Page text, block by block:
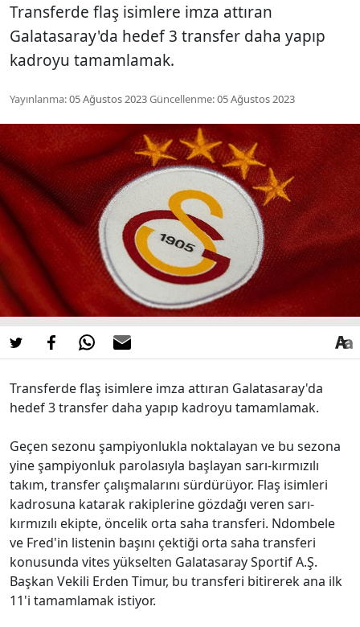
Transferde flaş isimlere imza attıran
Galatasaray'da hedef 3 transfer daha yapıp
kadroyu tamamlamak.
Yayınlanma:05 Ağustos 2023Güncellenme:05 Ağustos 2023
Transferde flaş isimlere imza attıran Galatasaray'da
hedef 3 transfer daha yapıp kadroyu tamamlamak.
Geçen sezonu şampiyonlukla noktalayan ve bu sezona
yine şampiyonluk parolasıyla başlayan sarı-kırmızılı
takım, transfer çalışmalarını sürdürüyor. Flaş isimleri
kadrosuna katarak rakiplerine gözdağı veren sarı-
kırmızılı ekipte, öncelik orta saha transferi. Ndombele
ve Fred'in listenin başını çektiği orta saha transferi
konusunda vites yükselten Galatasaray Sportif A.Ş.
Başkan Vekili Erden Timur, bu transferi bitirerek ana ilk
11'i tamamlamak istiyor.